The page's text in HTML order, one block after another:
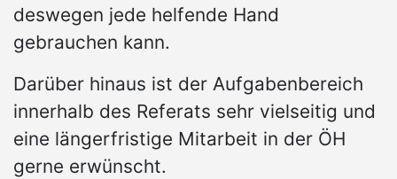
deswegen jede helfende Hand
gebrauchen kann.
Darüber hinaus ist der Aufgabenbereich
innerhalb des Referats sehr vielseitig und
eine längerfristige Mitarbeit in der ÖH
gerne erwünscht.